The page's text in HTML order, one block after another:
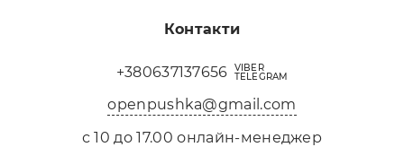
Контакти
+380637137656 VIBER
TELEGRAM
openpushka@gmail.com
с 10 до 17.00 онлайн-менеджер